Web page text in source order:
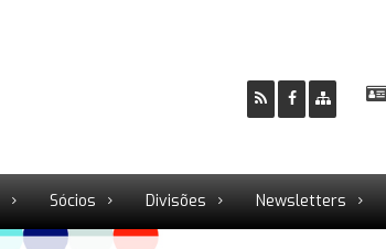
Sócios Divisões Newsletters